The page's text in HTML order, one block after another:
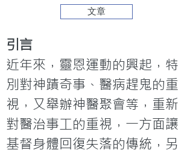
文章
引言
近年來，靈恩運動的興起，特
別對神蹟奇事、醫病趕鬼的重
視，又舉辦神醫聚會等，重新
對醫治事工的重視，一方面讓
基督身體回復失落的傳統，另